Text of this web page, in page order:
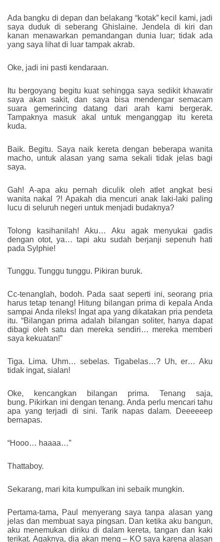
Ada bangku di depan dan belakang “kotak” kecil kami, jadi
saya duduk di seberang Ghislaine. Jendela di kiri dan
kanan menawarkan pemandangan dunia luar; tidak ada
yang saya lihat di luar tampak akrab.
Oke, jadi ini pasti kendaraan.
Itu bergoyang begitu kuat sehingga saya sedikit khawatir
saya akan sakit, dan saya bisa mendengar semacam
suara gemerincing datang dari arah kami bergerak.
Tampaknya masuk akal untuk menganggap itu kereta
kuda.
Baik. Begitu. Saya naik kereta dengan beberapa wanita
macho, untuk alasan yang sama sekali tidak jelas bagi
saya.
Gah! A-apa aku pernah diculik oleh atlet angkat besi
wanita nakal ?! Apakah dia mencuri anak laki-laki paling
lucu di seluruh negeri untuk menjadi budaknya?
Tolong kasihanilah! Aku… Aku agak menyukai gadis
dengan otot, ya… tapi aku sudah berjanji sepenuh hati
pada Sylphie!
Tunggu. Tunggu tunggu. Pikiran buruk.
Cc-tenanglah, bodoh. Pada saat seperti ini, seorang pria
harus tetap tenang! Hitung bilangan prima di kepala Anda
sampai Anda rileks! Ingat apa yang dikatakan pria pendeta
itu. “Bilangan prima adalah bilangan soliter, hanya dapat
dibagi oleh satu dan mereka sendiri… mereka memberi
saya kekuatan!”
Tiga. Lima. Uhm… sebelas. Tigabelas…? Uh, er… Aku
tidak ingat, sialan!
Oke, kencangkan bilangan prima. Tenang saja,
bung. Pikirkan ini dengan tenang. Anda perlu mencari tahu
apa yang terjadi di sini. Tarik napas dalam. Deeeeeep
bernapas.
“Hooo… haaaa…”
Thattaboy.
Sekarang, mari kita kumpulkan ini sebaik mungkin.
Pertama-tama, Paul menyerang saya tanpa alasan yang
jelas dan membuat saya pingsan. Dan ketika aku bangun,
aku menemukan diriku di dalam kereta, tangan dan kaki
terikat. Agaknya, dia akan meng – KO saya karena alasan